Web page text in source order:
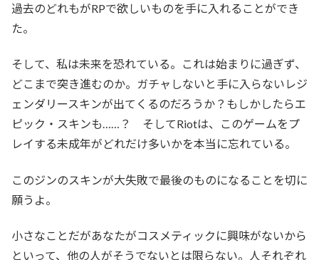
過去のどれもがRPで欲しいものを手に入れることができ
た。
そして、私は未来を恐れている。これは始まりに過ぎず、
どこまで突き進むのか。ガチャしないと手に入らないレジ
ェンダリースキンが出てくるのだろうか？もしかしたらエ
ピック・スキンも……？ そしてRiotは、このゲームをプ
レイする未成年がどれだけ多いかを本当に忘れている。
このジンのスキンが大失敗で最後のものになることを切に
願うよ。
小さなことだがあなたがコスメティックに興味がないから
といって、他の人がそうでないとは限らない。人それぞれ